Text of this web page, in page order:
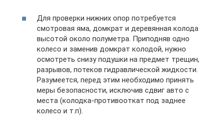
Для проверки нижних опор потребуется
смотровая яма, домкрат и деревянная колода
высотой около полуметра. Приподняв одно
колесо и заменив домкрат колодой, нужно
осмотреть снизу подушки на предмет трещин,
разрывов, потеков гидравлической жидкости.
Разумеется, перед этим необходимо принять
меры безопасности, исключив сдвиг авто с
места (колодка-противооткат под заднее
колесо и т.п).